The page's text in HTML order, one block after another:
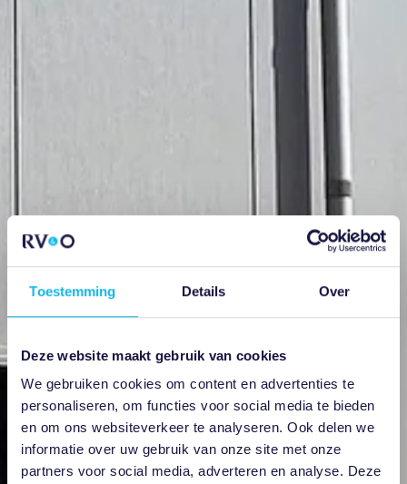
Toestemming Details Over
Deze website maakt gebruik van cookies
We gebruiken cookies om content en advertenties te
personaliseren, om functies voor social media te bieden
en om ons websiteverkeer te analyseren. Ook delen we
informatie over uw gebruik van onze site met onze
partners voor social media, adverteren en analyse. Deze